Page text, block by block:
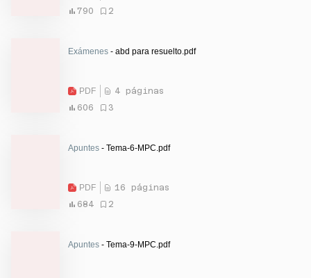
790
2
Exámenes - abd para resuelto.pdf
PDF
4 páginas
606
3
Apuntes - Tema-6-MPC.pdf
PDF
16 páginas
684
2
Apuntes - Tema-9-MPC.pdf